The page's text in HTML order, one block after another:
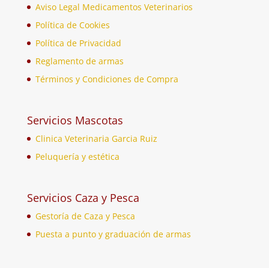
Aviso Legal Medicamentos Veterinarios
Política de Cookies
Política de Privacidad
Reglamento de armas
Términos y Condiciones de Compra
Servicios Mascotas
Clinica Veterinaria Garcia Ruiz
Peluquería y estética
Servicios Caza y Pesca
Gestoría de Caza y Pesca
Puesta a punto y graduación de armas